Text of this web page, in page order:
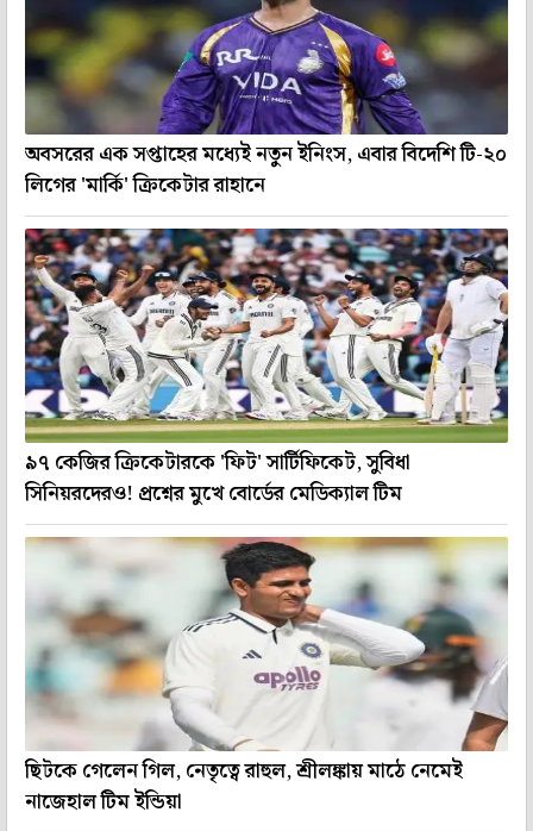
অবসরের এক সপ্তাহের মধ্যেই নতুন ইনিংস, এবার বিদেশি টি-২০
লিগের 'মার্কি' ক্রিকেটার রাহানে
৯৭ কেজির ক্রিকেটারকে 'ফিট' সার্টিফিকেট, সুবিধা
সিনিয়রদেরও! প্রশ্নের মুখে বোর্ডের মেডিক্যাল টিম
ছিটকে গেলেন গিল, নেতৃত্বে রাহুল, শ্রীলঙ্কায় মাঠে নেমেই
নাজেহাল টিম ইন্ডিয়া